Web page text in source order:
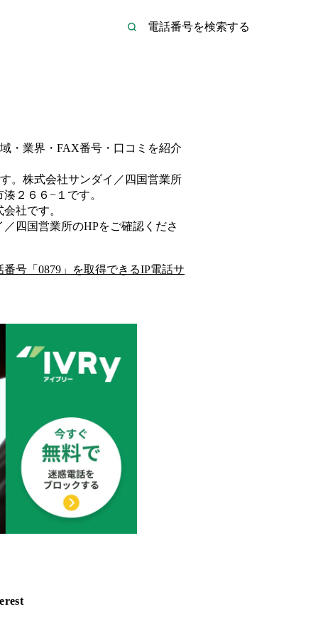
・業界・FAX番号・口コミを紹介
。 株式会社サンダイ／四国営業所
２６６−１ です。
会社です。
／四国営業所のHPをご確認くださ
号「 0879 」を取得できるIP電話サ